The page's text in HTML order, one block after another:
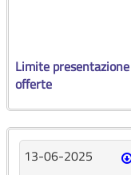
Limite presentazione
offerte
13-06-2025